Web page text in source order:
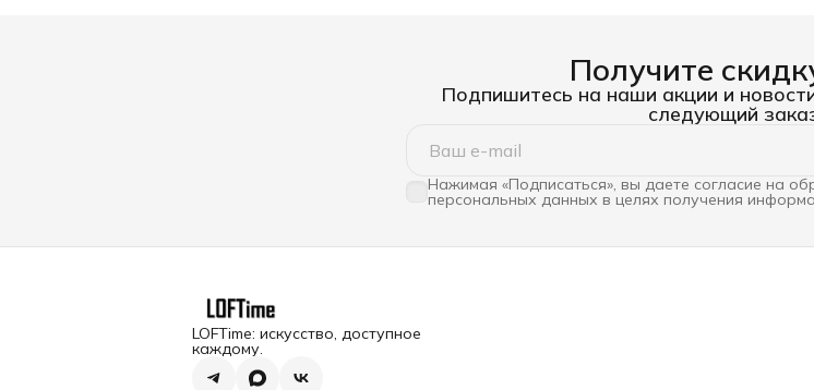
Получите
Подпишитесь на наши акции и
следующий
Нажимая «Подписаться», вы даете согласие на
персональных данных в целях получения
LOFTime: искусство, доступное
каждому.